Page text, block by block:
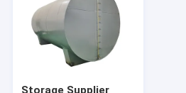
Storage Supplier